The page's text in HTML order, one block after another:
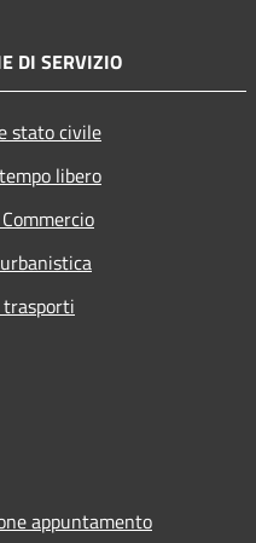
DI SERVIZIO
stato civile
libero
appuntamento